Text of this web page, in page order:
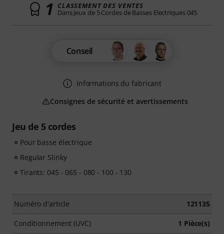
Jeu de 5 cordes
Pour basse électrique
Regular Slinky
Tirants: 045 - 065 - 080 - 100 - 130
Numéro d'article 121135
Conditionnement (UVC) 1 Pièce(s)
1 CLASSEMENT DES VENTES
Dans Jeux de 5 Cordes de Basses Electriques 045
Conseil
Informations du fabricant
Consignes de sécurité et avertissements